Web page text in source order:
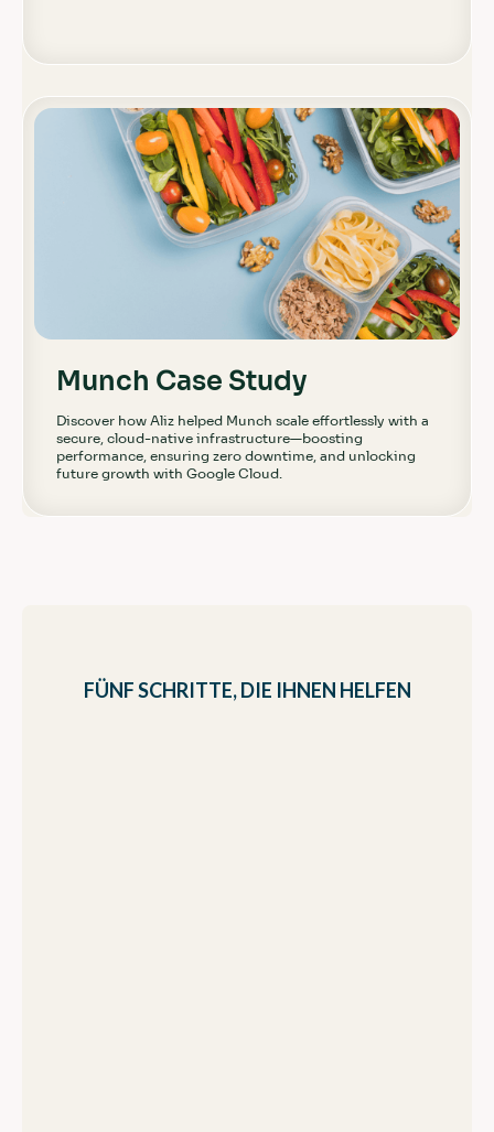
Munch Case Study
Discover how Aliz helped Munch scale effortlessly with a
secure, cloud-native infrastructure—boosting
performance, ensuring zero downtime, and unlocking
future growth with Google Cloud.
FÜNF SCHRITTE, DIE IHNEN HELFEN